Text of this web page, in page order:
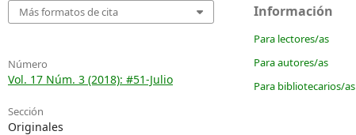
Más formatos de cita
Número
Vol. 17 Núm. 3 (2018): #51-Julio
Sección
Originales
Información
Para lectores/as
Para autores/as
Para bibliotecarios/as